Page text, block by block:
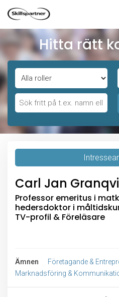
Hitta rätt
Carl Jan
Professor emeritus i
hedersdoktor i
TV-profil & Föreläsare
Ämnen Företagande &
Marknadsföring &